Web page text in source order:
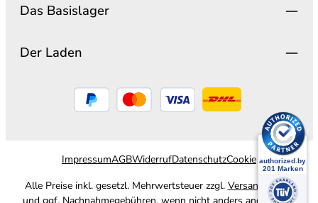
Das Basislager
Der Laden
ImpressumAGBWiderrufDatenschutzCookie
Alle Preise inkl. gesetzl. Mehrwertsteuer zzgl. Versandkosten
und ggf. Nachnahmegebühren, wenn nicht anders angegeben.